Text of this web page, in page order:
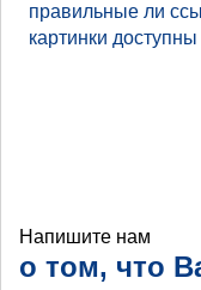
правильные ли
картинки
Напишите нам
о том, что